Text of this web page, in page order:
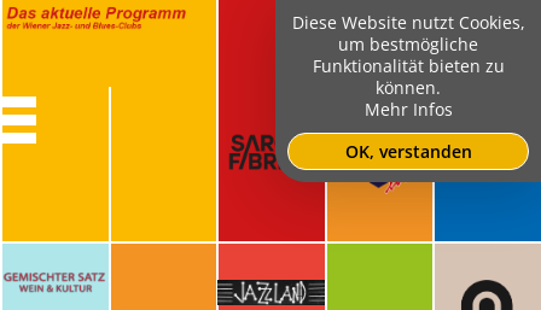
Diese Website nutzt Cookies,
um bestmögliche
Funktionalität bieten zu
können.
Mehr Infos
OK, verstanden